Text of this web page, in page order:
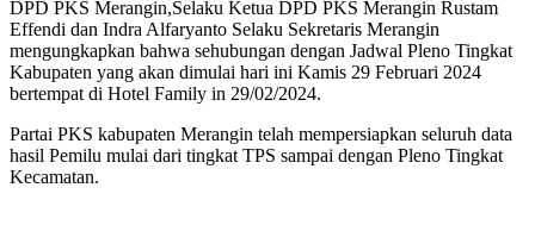
DPD PKS Merangin,Selaku Ketua DPD PKS Merangin Rustam
Effendi dan Indra Alfaryanto Selaku Sekretaris Merangin
mengungkapkan bahwa sehubungan dengan Jadwal Pleno Tingkat
Kabupaten yang akan dimulai hari ini Kamis 29 Februari 2024
bertempat di Hotel Family in 29/02/2024.
Partai PKS kabupaten Merangin telah mempersiapkan seluruh data
hasil Pemilu mulai dari tingkat TPS sampai dengan Pleno Tingkat
Kecamatan.